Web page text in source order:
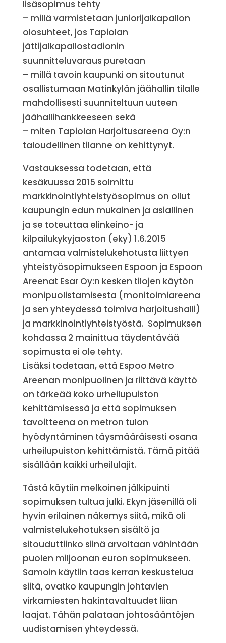
lisäsopimus tehty
– millä varmistetaan juniorijalkapallon
olosuhteet, jos Tapiolan
jättijalkapallostadionin
suunnitteluvaraus puretaan
– millä tavoin kaupunki on sitoutunut
osallistumaan Matinkylän jäähallin tilalle
mahdollisesti suunniteltuun uuteen
jäähallihankkeeseen sekä
– miten Tapiolan Harjoitusareena Oy:n
taloudellinen tilanne on kehittynyt.
Vastauksessa todetaan, että
kesäkuussa 2015 solmittu
markkinointiyhteistyösopimus on ollut
kaupungin edun mukainen ja asiallinen
ja se toteuttaa elinkeino- ja
kilpailukykyjaoston (eky) 1.6.2015
antamaa valmistelukehotusta liittyen
yhteistyösopimukseen Espoon ja Espoon
Areenat Esar Oy:n kesken tilojen käytön
monipuolistamisesta (monitoimiareena
ja sen yhteydessä toimiva harjoitushalli)
ja markkinointiyhteistyöstä. Sopimuksen
kohdassa 2 mainittua täydentävää
sopimusta ei ole tehty.
Lisäksi todetaan, että Espoo Metro
Areenan monipuolinen ja riittävä käyttö
on tärkeää koko urheilupuiston
kehittämisessä ja että sopimuksen
tavoitteena on metron tulon
hyödyntäminen täysmääräisesti osana
urheilupuiston kehittämistä. Tämä pitää
sisällään kaikki urheilulajit.
Tästä käytiin melkoinen jälkipuinti
sopimuksen tultua julki. Ekyn jäsenillä oli
hyvin erilainen näkemys siitä, mikä oli
valmistelukehotuksen sisältö ja
sitouduttiinko siinä arvoltaan vähintään
puolen miljoonan euron sopimukseen.
Samoin käytiin taas kerran keskustelua
siitä, ovatko kaupungin johtavien
virkamiesten hakintavaltuudet liian
laajat. Tähän palataan johtosääntöjen
uudistamisen yhteydessä.